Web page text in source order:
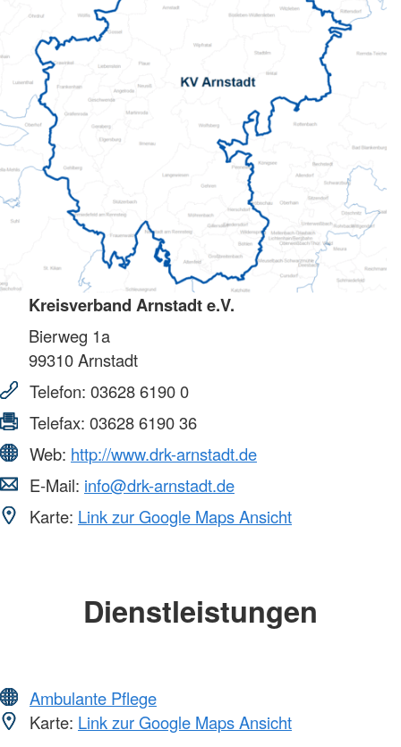
Kreisverband Arnstadt e.V.
Bierweg 1a
99310Arnstadt
Telefon: 03628 6190 0
Telefax: 03628 6190 36
Web: http://www.drk-arnstadt.de
E-Mail: info@drk-arnstadt.de
Karte: Link zur Google Maps Ansicht
Dienstleistungen
Ambulante Pflege
Karte: Link zur Google Maps Ansicht